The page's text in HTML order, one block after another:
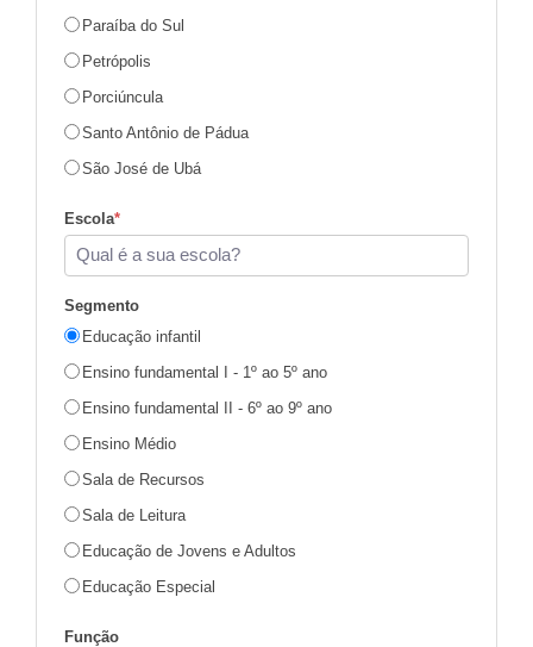
Paraíba do Sul
Petrópolis
Porciúncula
Santo Antônio de Pádua
São José de Ubá
Escola*
Segmento
Educação infantil
Ensino fundamental I - 1º ao 5º ano
Ensino fundamental II - 6º ao 9º ano
Ensino Médio
Sala de Recursos
Sala de Leitura
Educação de Jovens e Adultos
Educação Especial
Função